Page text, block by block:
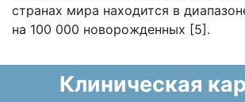
странах мира находится в
на 100 000 новорожденных [5].
Клиническая